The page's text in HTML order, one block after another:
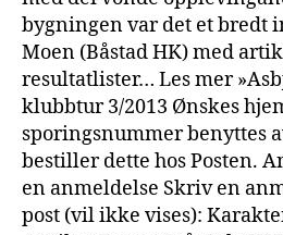
bygningen var det et bredt
Moen (Båstad HK) med
resultatlister… Les mer
klubbtur 3/2013 Ønskes
sporingsnummer benyttes
bestiller dette hos Posten.
en anmeldelse Skriv en
post (vil ikke vises):